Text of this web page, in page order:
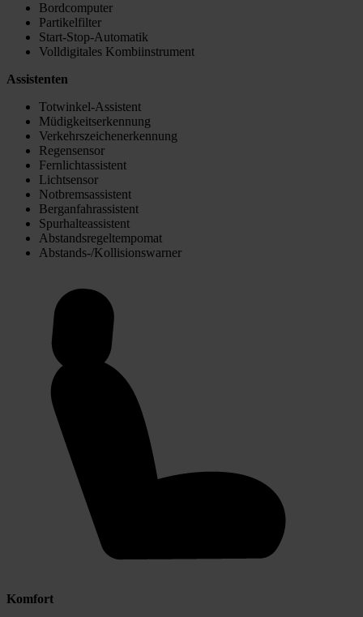
Bordcomputer
Partikelfilter
Start-Stop-Automatik
Volldigitales Kombiinstrument
Assistenten
Totwinkel-Assistent
Müdigkeitserkennung
Verkehrszeichenerkennung
Regensensor
Fernlichtassistent
Lichtsensor
Notbremsassistent
Berganfahrassistent
Spurhalteassistent
Abstandsregeltempomat
Abstands-/Kollisionswarner
Komfort